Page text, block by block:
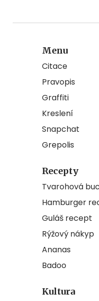
Menu
Citace
Pravopis
Graffiti
Kreslení
Snapchat
Grepolis
Recepty
Tvarohová
Hamburger
Guláš recept
Rýžový nákyp
Ananas
Badoo
Kultura